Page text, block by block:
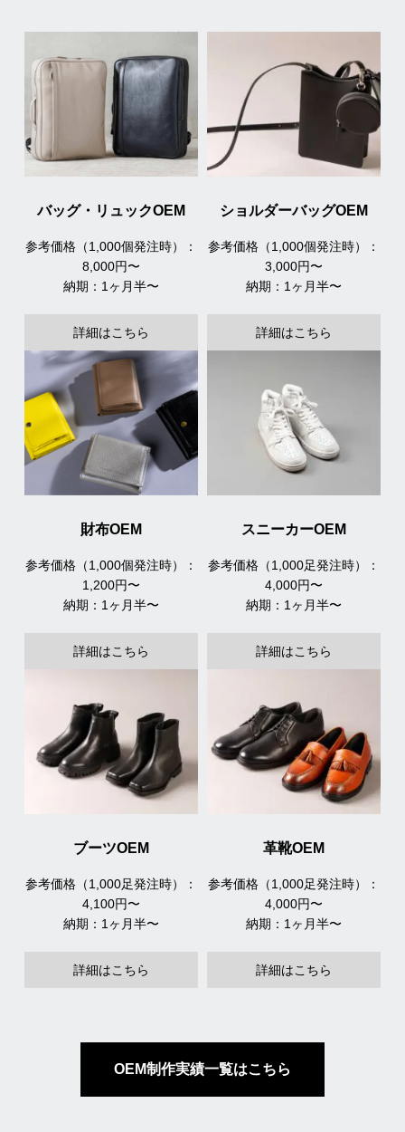
バッグ・リュックOEM
参考価格（1,000個発注時）：
8,000円〜
納期：1ヶ月半〜
詳細はこちら
ショルダーバッグOEM
参考価格（1,000個発注時）：
3,000円〜
納期：1ヶ月半〜
詳細はこちら
財布OEM
参考価格（1,000個発注時）：
1,200円〜
納期：1ヶ月半〜
詳細はこちら
スニーカーOEM
参考価格（1,000足発注時）：
4,000円〜
納期：1ヶ月半〜
詳細はこちら
ブーツOEM
参考価格（1,000足発注時）：
4,100円〜
納期：1ヶ月半〜
詳細はこちら
革靴OEM
参考価格（1,000足発注時）：
4,000円〜
納期：1ヶ月半〜
詳細はこちら
OEM制作実績一覧はこちら